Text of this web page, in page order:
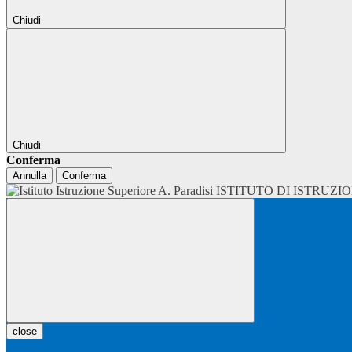
Chiudi
Chiudi
Conferma
Annulla Conferma
ISTITUTO DI
close